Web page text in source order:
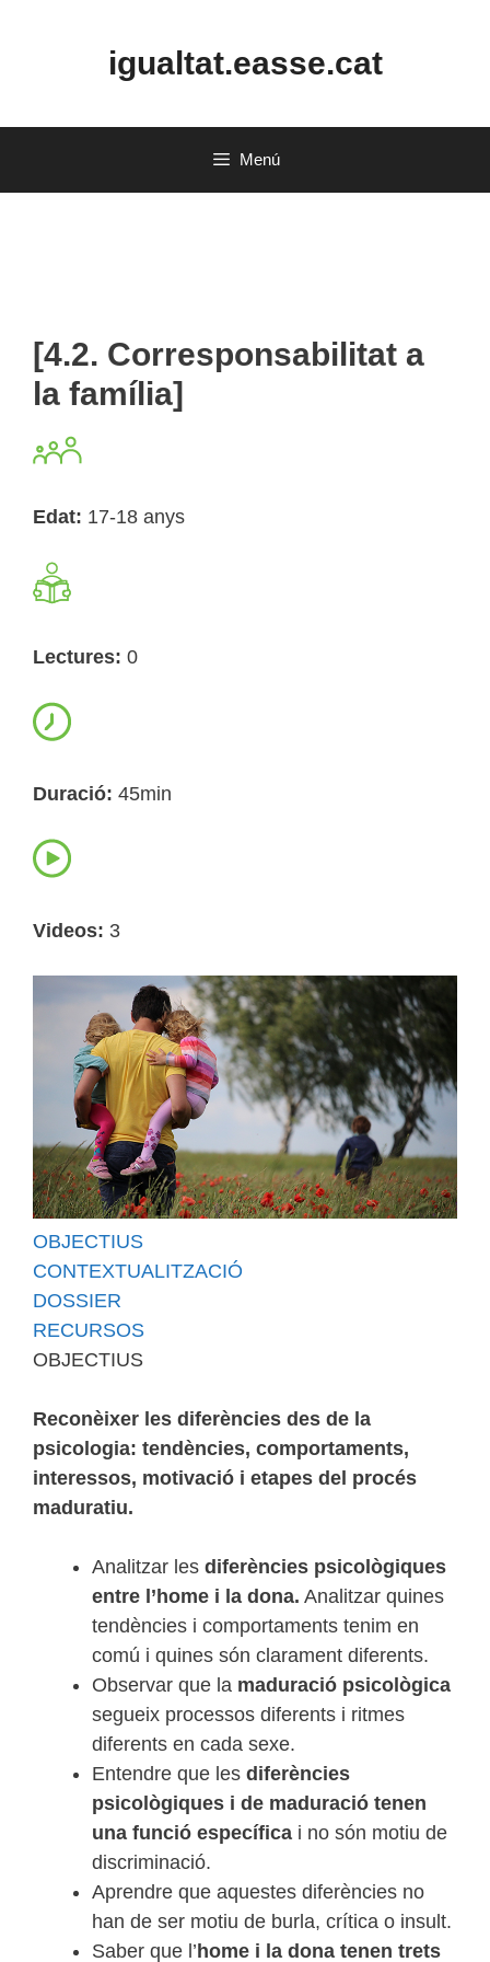
igualtat.easse.cat
Menú
[4.2. Corresponsabilitat a
la família]
Edat: 17-18 anys
Lectures: 0
Duració: 45min
Videos: 3
OBJECTIUS
CONTEXTUALITZACIÓ
DOSSIER
RECURSOS
OBJECTIUS
Reconèixer les diferències des de la
psicologia: tendències, comportaments,
interessos, motivació i etapes del procés
maduratiu.
Analitzar les diferències psicològiques
entre l’home i la dona. Analitzar quines
tendències i comportaments tenim en
comú i quines són clarament diferents.
Observar que la maduració psicològica
segueix processos diferents i ritmes
diferents en cada sexe.
Entendre que les diferències
psicològiques i de maduració tenen
una funció específica i no són motiu de
discriminació.
Aprendre que aquestes diferències no
han de ser motiu de burla, crítica o insult.
Saber que l’home i la dona tenen trets